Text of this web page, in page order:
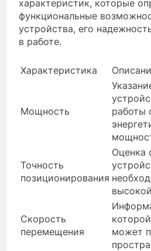
характеристик, которые
функциональные
устройства, его
в работе.
Характеристика
Мощность
работы
Точность
позиционирования
Оценка
Скорость
перемещения
может